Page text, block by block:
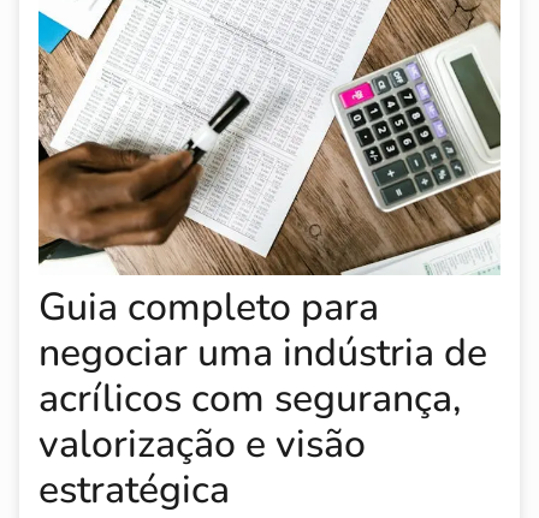
Guia completo para
negociar uma indústria de
acrílicos com segurança,
valorização e visão
estratégica